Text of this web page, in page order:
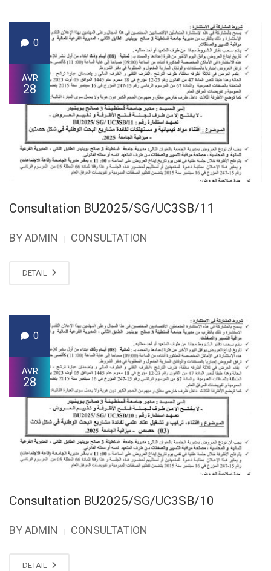
0
AVR
28
Consultation BU2025/SG/UC3SB/11
BY ADMIN CONSULTATION
DETAIL
0
AVR
28
Consultation BU2025/SG/UC3SB/10
BY ADMIN CONSULTATION
DETAIL